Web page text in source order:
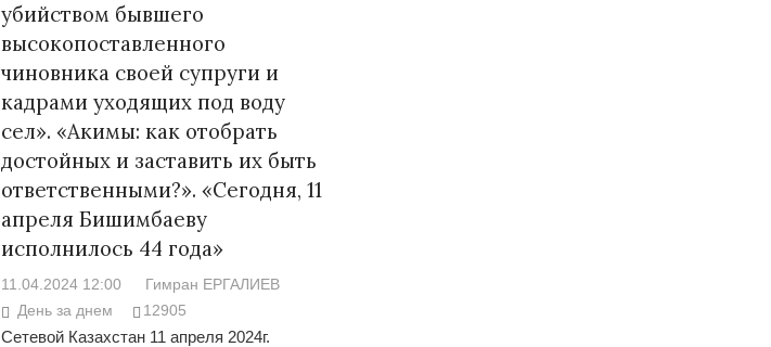
убийством бывшего
высокопоставленного
чиновника своей супруги и
кадрами уходящих под воду
сел». «Акимы: как отобрать
достойных и заставить их быть
ответственными?». «Сегодня, 11
апреля Бишимбаеву
исполнилось 44 года»
11.04.2024 12:00
Гимран ЕРГАЛИЕВ
День за днем
12905
Сетевой Казахстан 11 апреля 2024г.